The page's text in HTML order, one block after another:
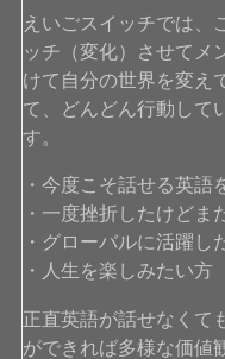
えいごスイッチでは、
ッチ（変化）させてメ
けて自分の世界を変え
て、どんどん行動して
す。
・今度こそ話せる英語
・一度挫折したけどま
・グローバルに活躍し
・人生を楽しみたい方
正直英語が話せなくて
ができれば多様な価値